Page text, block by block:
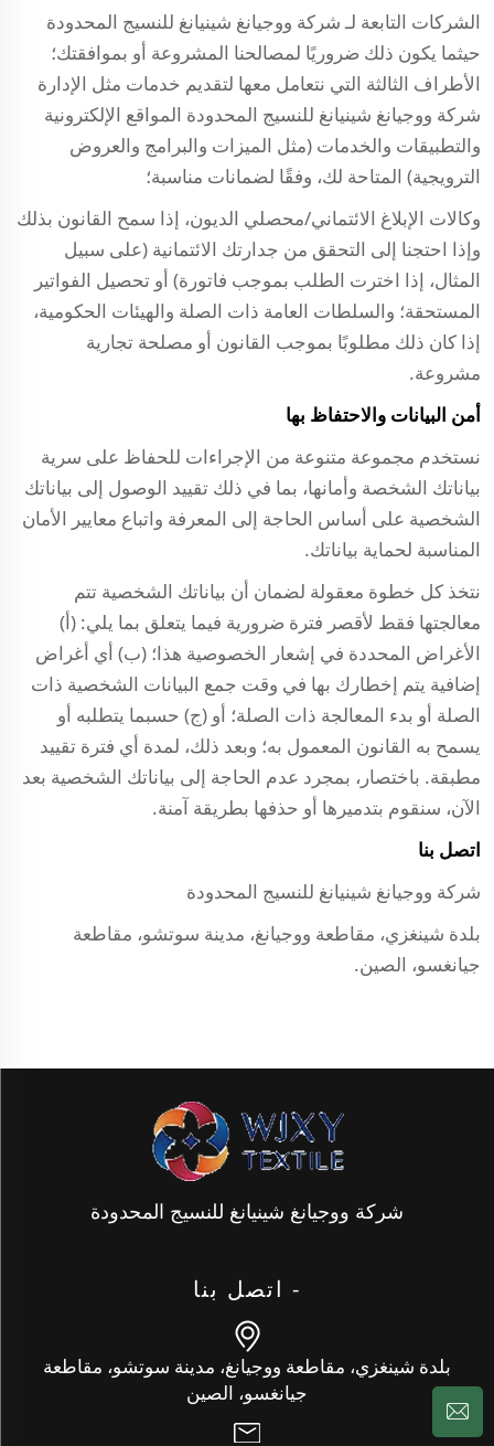
الشركات التابعة لـشركة ووجيانغ شينيانغ للنسيج المحدودة
حيثما يكون ذلك ضروريًا لمصالحنا المشروعة أو بموافقتك؛
الأطراف الثالثة التي نتعامل معها لتقديم خدمات مثل الإدارة
شركة ووجيانغ شينيانغ للنسيج المحدودة المواقع الإلكترونية
والتطبيقات والخدمات (مثل الميزات والبرامج والعروض
الترويجية) المتاحة لك، وفقًا لضمانات مناسبة؛
وكالات الإبلاغ الائتماني/محصلي الديون، إذا سمح القانون بذلك
وإذا احتجنا إلى التحقق من جدارتك الائتمانية (على سبيل
المثال، إذا اخترت الطلب بموجب فاتورة) أو تحصيل الفواتير
المستحقة؛ والسلطات العامة ذات الصلة والهيئات الحكومية،
إذا كان ذلك مطلوبًا بموجب القانون أو مصلحة تجارية
مشروعة.
أمن البيانات والاحتفاظ بها
نستخدم مجموعة متنوعة من الإجراءات للحفاظ على سرية
بياناتك الشخصة وأمانها، بما في ذلك تقييد الوصول إلى بياناتك
الشخصية على أساس الحاجة إلى المعرفة واتباع معايير الأمان
المناسبة لحماية بياناتك.
نتخذ كل خطوة معقولة لضمان أن بياناتك الشخصية تتم
معالجتها فقط لأقصر فترة ضرورية فيما يتعلق بما يلي: (أ)
الأغراض المحددة في إشعار الخصوصية هذا؛ (ب) أي أغراض
إضافية يتم إخطارك بها في وقت جمع البيانات الشخصية ذات
الصلة أو بدء المعالجة ذات الصلة؛ أو (ج) حسبما يتطلبه أو
يسمح به القانون المعمول به؛ وبعد ذلك، لمدة أي فترة تقييد
مطبقة. باختصار، بمجرد عدم الحاجة إلى بياناتك الشخصية بعد
الآن، سنقوم بتدميرها أو حذفها بطريقة آمنة.
اتصل بنا
شركة ووجيانغ شينيانغ للنسيج المحدودة
بلدة شينغزي، مقاطعة ووجيانغ، مدينة سوتشو، مقاطعة
جيانغسو، الصين.
شركة ووجيانغ شينيانغ للنسيج المحدودة
- اتصل بنا
بلدة شينغزي، مقاطعة ووجيانغ، مدينة سوتشو، مقاطعة
جيانغسو، الصين